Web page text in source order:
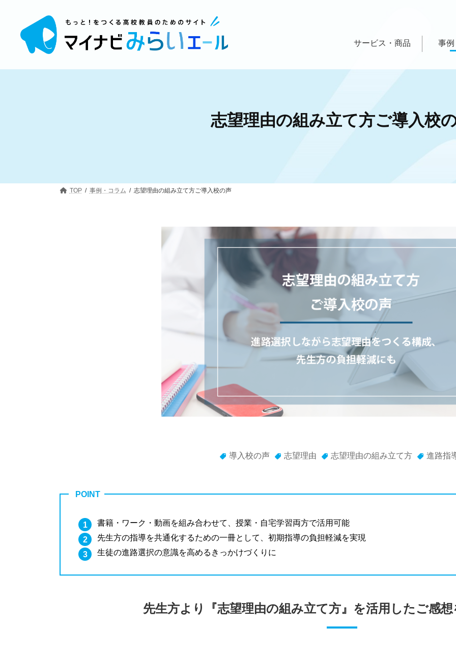
ス
ン
サービス・商品 事
志望理由の組み立て方ご導入校
TOP 事例・コラム 志望理由の組み立て方ご導入校の声
導入校の声 志望理由 志望理由の組み立て方 進路指
POINT
書籍・ワーク・動画を組み合わせて、授業・自宅学習両方で活用可能
先生方の指導を共通化するための一冊として、初期指導の負担軽減を実現
生徒の進路選択の意識を高めるきっかけづくりに
先生方より『志望理由の組み立て方』を活用したご感